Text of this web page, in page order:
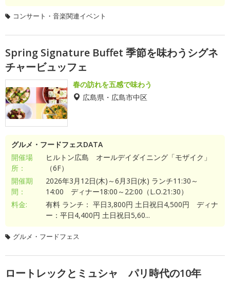
コンサート・音楽関連イベント
Spring Signature Buffet 季節を味わうシグネ
チャービュッフェ
春の訪れを五感で味わう
広島県・広島市中区
グルメ・フードフェスDATA
開催場
所：
ヒルトン広島 オールデイダイニング「モザイク」
（6F）
開催期
間：
2026年3月12日(木)～6月3日(水) ランチ11:30～
14:00 ディナー18:00～22:00（L.O.21:30）
料金:
有料 ランチ： 平日3,800円 土日祝日4,500円 ディナ
ー：平日4,400円 土日祝日5,60...
グルメ・フードフェス
ロートレックとミュシャ パリ時代の10年